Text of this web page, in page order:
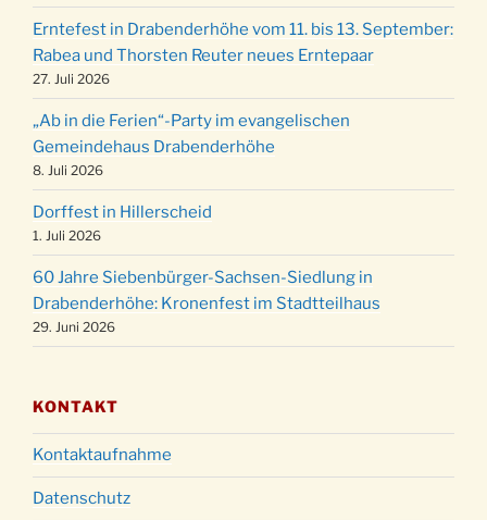
24.12.
Familiengottesdienst mit Krippenspiel im Ev.
Gemeindehaus um 15:00 Uhr
24.12. Familiengottesdienst in der FeG um 16 Uhr
24.12.
Weihnachtsgottesdienst in der Kirche um
15:00 Uhr
24.12.
Weihnachtsgottesdienst in der Kirche um
18:00 Uhr
24.12.
Christmette mit der ev. Jugend in der Kirche
um 23:00 Uhr
31.12.
Gottesdienst zu Silvester in der Kirche um
18:00 Uhr
Erntefest in Drabenderhöhe vom 11. bis 13. September:
Rabea und Thorsten Reuter neues Erntepaar
27. Juli 2026
„Ab in die Ferien“-Party im evangelischen
Gemeindehaus Drabenderhöhe
8. Juli 2026
Dorffest in Hillerscheid
1. Juli 2026
60 Jahre Siebenbürger-Sachsen-Siedlung in
Drabenderhöhe: Kronenfest im Stadtteilhaus
29. Juni 2026
KONTAKT
Kontaktaufnahme
Datenschutz